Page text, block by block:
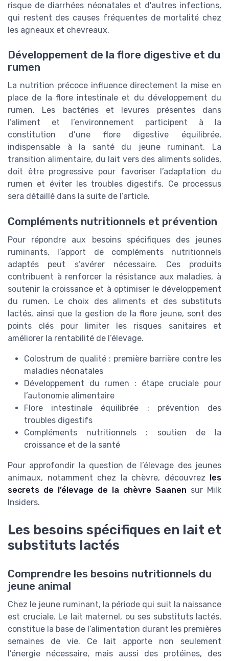
risque de diarrhées néonatales et d'autres infections,
qui restent des causes fréquentes de mortalité chez
les agneaux et chevreaux.
Développement de la flore digestive et du
rumen
La nutrition précoce influence directement la mise en
place de la flore intestinale et du développement du
rumen. Les bactéries et levures présentes dans
l’aliment et l’environnement participent à la
constitution d’une flore digestive équilibrée,
indispensable à la santé du jeune ruminant. La
transition alimentaire, du lait vers des aliments solides,
doit être progressive pour favoriser l’adaptation du
rumen et éviter les troubles digestifs. Ce processus
sera détaillé dans la suite de l’article.
Compléments nutritionnels et prévention
Pour répondre aux besoins spécifiques des jeunes
ruminants, l’apport de compléments nutritionnels
adaptés peut s’avérer nécessaire. Ces produits
contribuent à renforcer la résistance aux maladies, à
soutenir la croissance et à optimiser le développement
du rumen. Le choix des aliments et des substituts
lactés, ainsi que la gestion de la flore jeune, sont des
points clés pour limiter les risques sanitaires et
améliorer la rentabilité de l’élevage.
Colostrum de qualité : première barrière contre les
maladies néonatales
Développement du rumen : étape cruciale pour
l’autonomie alimentaire
Flore intestinale équilibrée : prévention des
troubles digestifs
Compléments nutritionnels : soutien de la
croissance et de la santé
Pour approfondir la question de l’élevage des jeunes
animaux, notamment chez la chèvre, découvrez les
secrets de l’élevage de la chèvre Saanen sur Milk
Insiders.
Les besoins spécifiques en lait et
substituts lactés
Comprendre les besoins nutritionnels du
jeune animal
Chez le jeune ruminant, la période qui suit la naissance
est cruciale. Le lait maternel, ou ses substituts lactés,
constitue la base de l’alimentation durant les premières
semaines de vie. Ce lait apporte non seulement
l’énergie nécessaire, mais aussi des protéines, des